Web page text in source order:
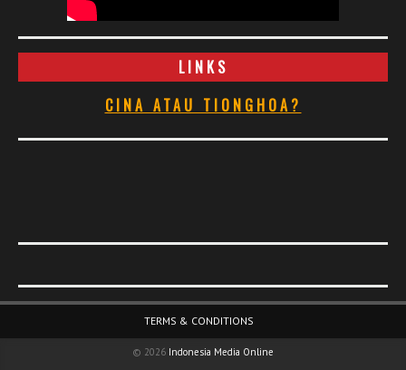
LINKS
CINA ATAU TIONGHOA?
TERMS & CONDITIONS
© 2026 Indonesia Media Online